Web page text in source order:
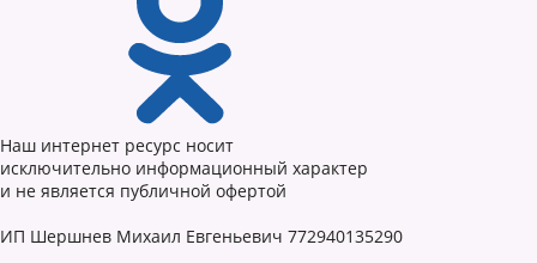
Наш интернет ресурс носит
исключительно информационный характер
и не является публичной офертой
ИП Шершнев Михаил Евгеньевич 772940135290